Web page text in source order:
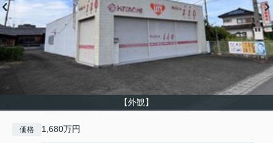
【外観】
価格 1,680万円